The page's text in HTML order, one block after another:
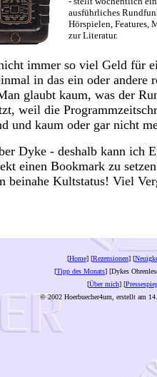
ausführliches
Hörspielen, Features,
zur Literatur.
immer so viel Geld für
in das ein oder andere
glaubt kaum, was der
weil die
und kaum oder gar nicht
Dyke - deshalb kann ich
einen Bookmark zu
beinahe Kultstatus! Viel
[Home] [Rezensionen] [
[Tipp des Monats] [Dykes
[Über mich] [
© 2002 Hoerbuecher4um, erstellt am